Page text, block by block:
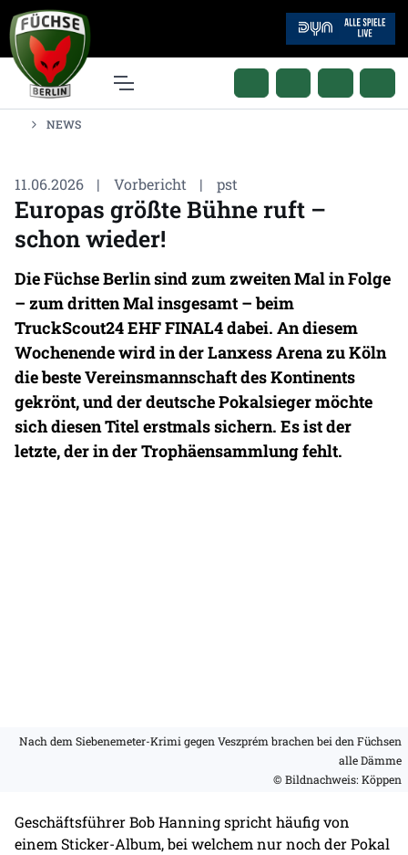
NEWS
11.06.2026 | Vorbericht | pst
Europas größte Bühne ruft –
schon wieder!
Die Füchse Berlin sind zum zweiten Mal in Folge
– zum dritten Mal insgesamt – beim
TruckScout24 EHF FINAL4 dabei. An diesem
Wochenende wird in der Lanxess Arena zu Köln
die beste Vereinsmannschaft des Kontinents
gekrönt, und der deutsche Pokalsieger möchte
sich diesen Titel erstmals sichern. Es ist der
letzte, der in der Trophäensammlung fehlt.
Nach dem Siebenemeter-Krimi gegen Veszprém brachen bei den Füchsen
alle Dämme
© Bildnachweis: Köppen
Geschäftsführer Bob Hanning spricht häufig von
einem Sticker-Album, bei welchem nur noch der Pokal